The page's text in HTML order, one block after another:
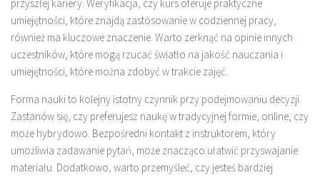
przyszłej kariery. Weryfikacja, czy kurs oferuje praktyczne
umiejętności, które znajdą zastosowanie w codziennej pracy,
również ma kluczowe znaczenie. Warto zerknąć na opinie innych
uczestników, które mogą rzucać światło na jakość nauczania i
umiejętności, które można zdobyć w trakcie zajęć.
Forma nauki to kolejny istotny czynnik przy podejmowaniu decyzji.
Zastanów się, czy preferujesz naukę w tradycyjnej formie, online, czy
może hybrydowo. Bezpośredni kontakt z instruktorem, który
umożliwia zadawanie pytań, może znacząco ułatwić przyswajanie
materiału. Dodatkowo, warto przemyśleć, czy jesteś bardziej